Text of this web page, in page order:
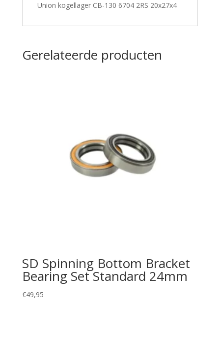
Union kogellager CB-130 6704 2RS 20x27x4
Gerelateerde producten
SD Spinning Bottom Bracket
Bearing Set Standard 24mm
€49,95